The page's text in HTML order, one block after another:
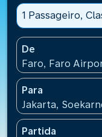
1 Passageiro,
De
Faro, Faro
Para
Jakarta,
Partida